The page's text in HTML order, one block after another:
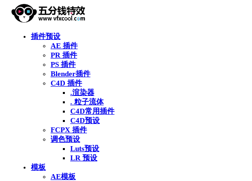
插件预设
AE 插件
PR 插件
PS 插件
Blender插件
C4D 插件
.渲染器
. 粒子流体
C4D常用插件
C4D预设
FCPX 插件
调色预设
Luts预设
LR 预设
模板
AE模板